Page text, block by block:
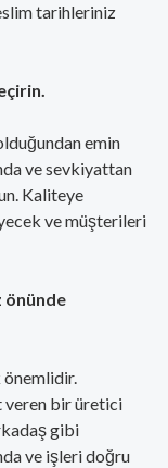
tarihleriniz
emin
ve sevkiyattan
Kaliteye
ve müşterileri
önünde
önemlidir.
veren bir üretici
gibi
ve işleri doğru